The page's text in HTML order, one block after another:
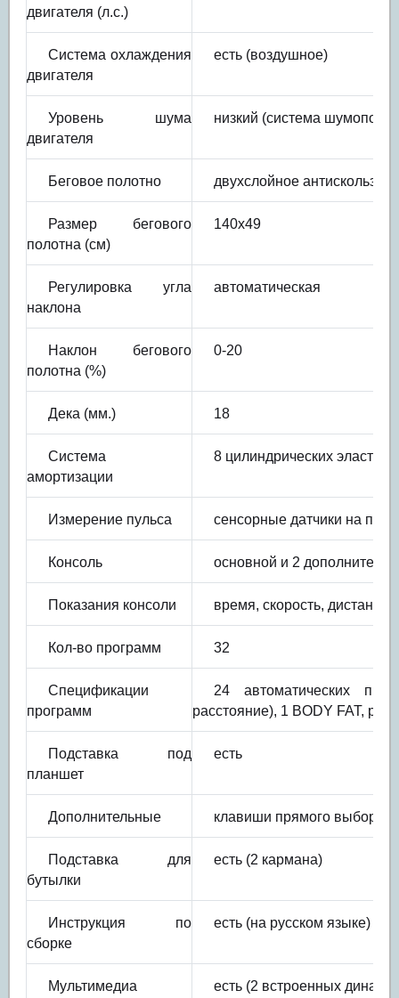
двигателя (л.с.)
Система охлаждения
двигателя
есть (воздушное)
Уровень шума
двигателя
низкий (система
Беговое полотно двухслойное
Размер бегового
полотна (см)
140х49
Регулировка угла
наклона
автоматическая
Наклон бегового
полотна (%)
0-20
Дека (мм.) 18
Система
амортизации
8 цилиндрических
Измерение пульса сенсорные датчики на
Консоль основной и 2
Показания консоли время, скорость,
Кол-во программ 32
Спецификации
программ
24 автоматических
расстояние), 1 BODY FAT,
Подставка под
планшет
есть
Дополнительные клавиши прямого выбора
Подставка для
бутылки
есть (2 кармана)
Инструкция по
сборке
есть (на русском языке)
Мультимедиа есть (2 встроенных